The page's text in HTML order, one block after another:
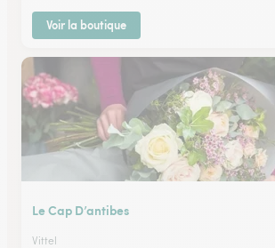
Voir la boutique
Le Cap D’antibes
Vittel